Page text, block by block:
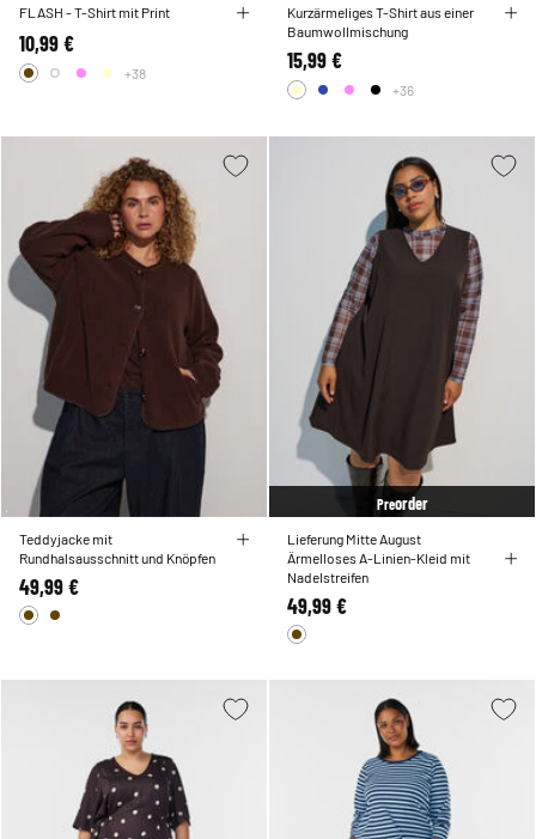
FLASH - T-Shirt mit Print
10,99 €
+38
Kurzärmeliges T-Shirt aus einer
Baumwollmischung
15,99 €
+36
Teddyjacke mit
Rundhalsausschnitt und Knöpfen
49,99 €
Preorder
Lieferung Mitte August
Ärmelloses A-Linien-Kleid mit
Nadelstreifen
49,99 €